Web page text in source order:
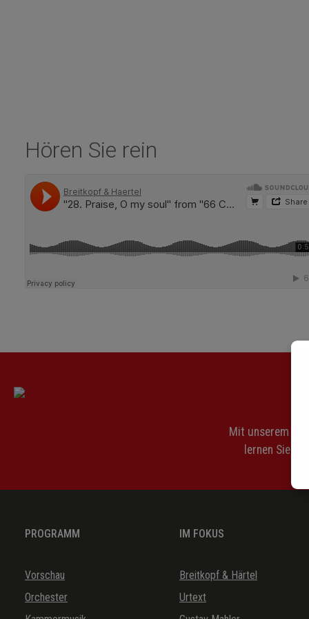
Hören Sie rein
Mit unserem
lernen Sie
PROGRAMM
Vorschau
Orchester
IM FOKUS
Breitkopf & Härtel
Urtext